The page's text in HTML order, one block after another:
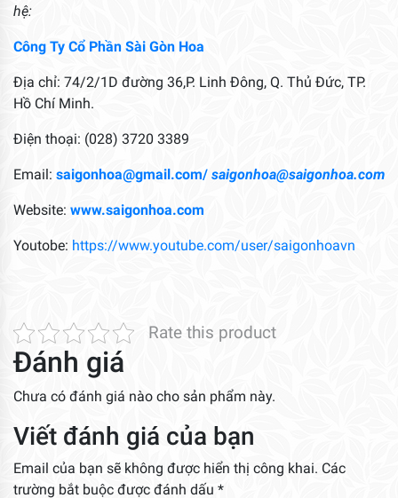
hệ:
Công Ty Cổ Phần Sài Gòn Hoa
Địa chỉ: 74/2/1D đường 36,P. Linh Đông, Q. Thủ Đức, TP.
Hồ Chí Minh.
Điện thoại: (028) 3720 3389
Email: saigonhoa@gmail.com/ saigonhoa@saigonhoa.com
Website: www.saigonhoa.com
Youtobe: https://www.youtube.com/user/saigonhoavn
Rate this product
Đánh giá
Chưa có đánh giá nào cho sản phẩm này.
Viết đánh giá của bạn
Email của bạn sẽ không được hiển thị công khai. Các
trường bắt buộc được đánh dấu *